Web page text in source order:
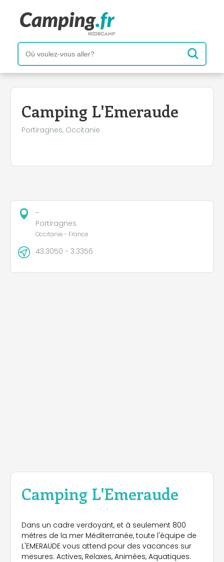
Camping L'Emeraude
Portiragnes, Occitanie
Camping L'Emeraude
Dans un cadre verdoyant, et à seulement 800
métres de la mer Méditerranée, toute l'équipe de
L'EMERAUDE vous attend pour des vacances sur
mesures: Actives, Relaxes, Animées, Aquatiques.
−
-
Portiragnes
Occitanie - France
43.3050 - 3.3356